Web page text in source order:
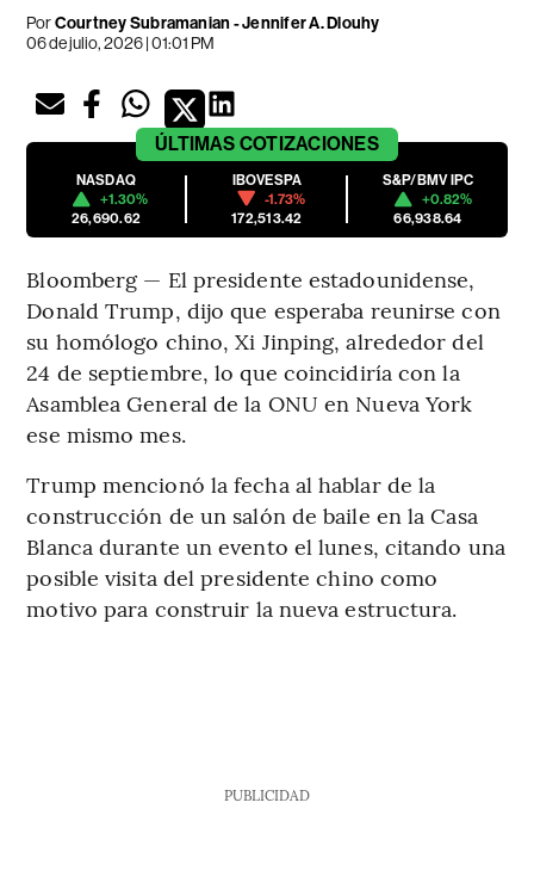
PorCourtney Subramanian - Jennifer A. Dlouhy
06 de julio, 2026 | 01:01 PM
ÚLTIMAS COTIZACIONES
NASDAQ
+1.30%
26,690.62
IBOVESPA
-1.73%
172,513.42
S&P/BMV IPC
+0.82%
66,938.64
Bloomberg — El presidente estadounidense,
Donald Trump, dijo que esperaba reunirse con
su homólogo chino, Xi Jinping, alrededor del
24 de septiembre, lo que coincidiría con la
Asamblea General de la ONU en Nueva York
ese mismo mes.
Trump mencionó la fecha al hablar de la
construcción de un salón de baile en la Casa
Blanca durante un evento el lunes, citando una
posible visita del presidente chino como
motivo para construir la nueva estructura.
PUBLICIDAD